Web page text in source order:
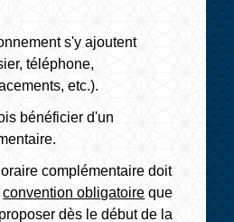
s'y ajoutent
téléphone,
etc.).
bénéficier d'un
complémentaire doit
convention obligatoire que
dès le début de la